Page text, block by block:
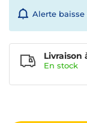
Alerte baisse
Livraison
En stock